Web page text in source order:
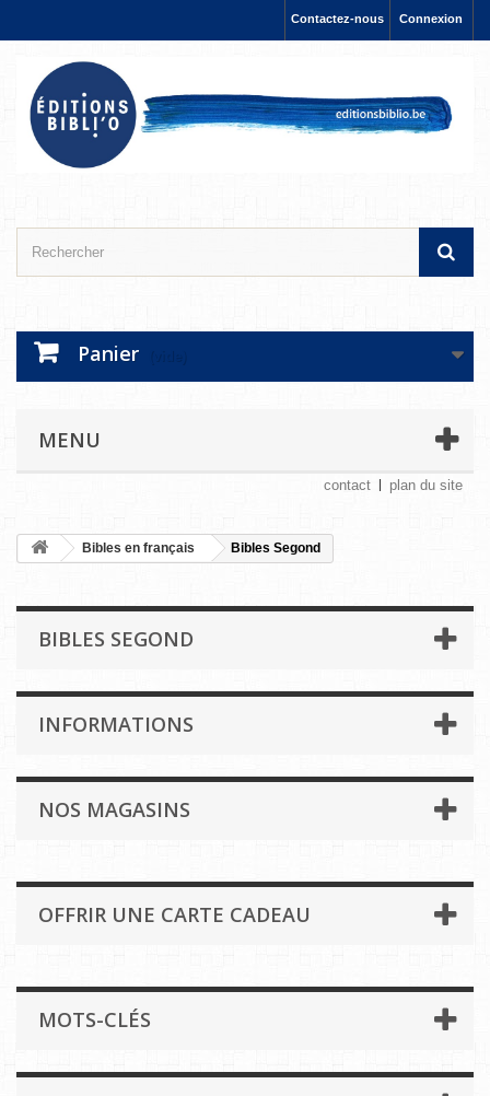
Connexion
Contactez-nous
Panier
MENU
contact plan du site
Bibles en français Bibles Segond
BIBLES SEGOND
INFORMATIONS
NOS MAGASINS
OFFRIR UNE CARTE CADEAU
MOTS-CLÉS